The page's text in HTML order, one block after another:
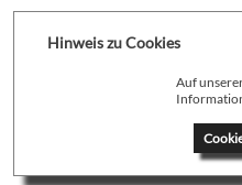
Hinweis zu Cookies
Auf